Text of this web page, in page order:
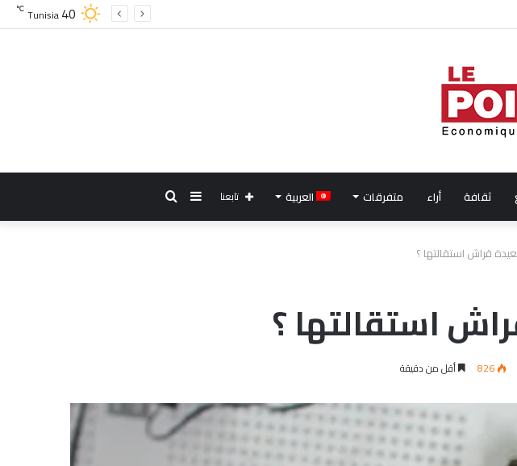
Tunisia40
℃
ثقافة أراء متفرقات العربية
بحثإضافة
تابعنا
قراش استقالتها ؟
استقالتها ؟
826 أقل من دقيقة